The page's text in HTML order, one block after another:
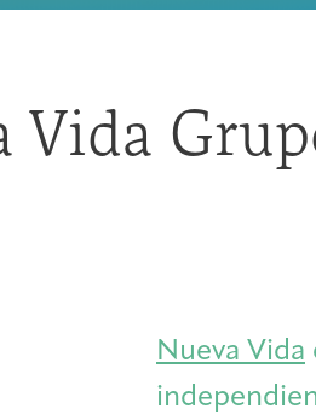
Vida
Nueva Vida